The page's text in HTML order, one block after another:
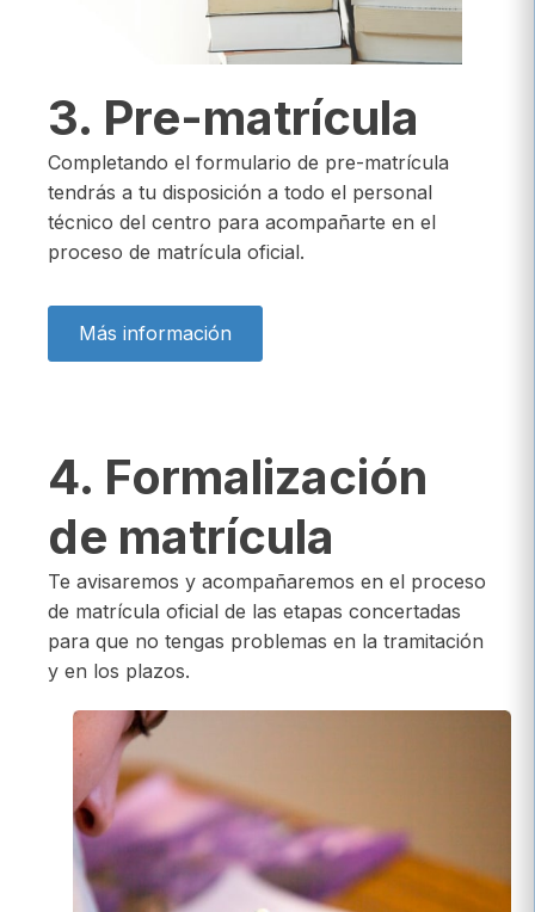
3. Pre-matrícula
Completando el formulario de pre-matrícula
tendrás a tu disposición a todo el personal
técnico del centro para acompañarte en el
proceso de matrícula oficial.
Más información
4. Formalización
de matrícula
Te avisaremos y acompañaremos en el proceso
de matrícula oficial de las etapas concertadas
para que no tengas problemas en la tramitación
y en los plazos.